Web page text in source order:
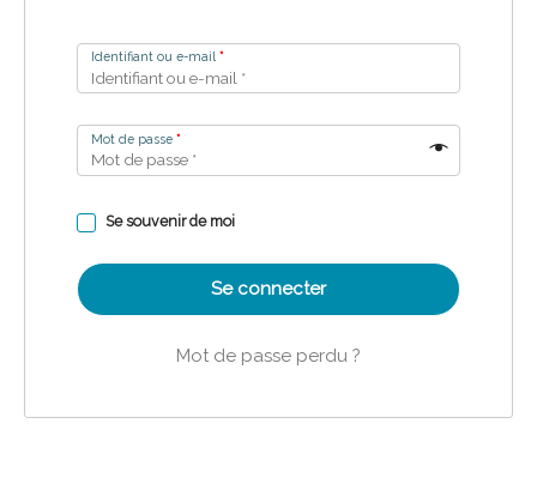
Identifiant ou e-mail *
Mot de passe *
Se souvenir de moi
Se connecter
Mot de passe perdu ?